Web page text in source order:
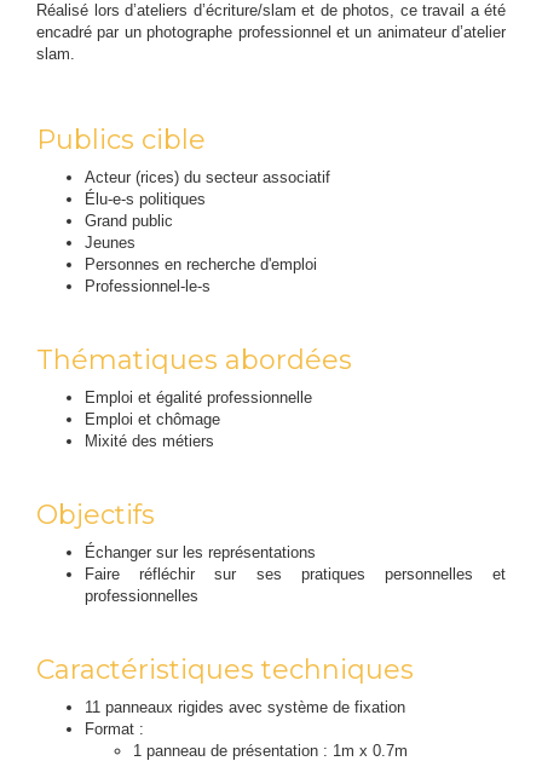
Réalisé lors d’ateliers d’écriture/slam et de photos, ce travail a été
encadré par un photographe professionnel et un animateur d’atelier
slam.
Publics cible
Acteur (rices) du secteur associatif
Élu-e-s politiques
Grand public
Jeunes
Personnes en recherche d'emploi
Professionnel-le-s
Thématiques abordées
Emploi et égalité professionnelle
Emploi et chômage
Mixité des métiers
Objectifs
Échanger sur les représentations
Faire réfléchir sur ses pratiques personnelles et
professionnelles
Caractéristiques techniques
11 panneaux rigides avec système de fixation
Format :
1 panneau de présentation : 1m x 0.7m